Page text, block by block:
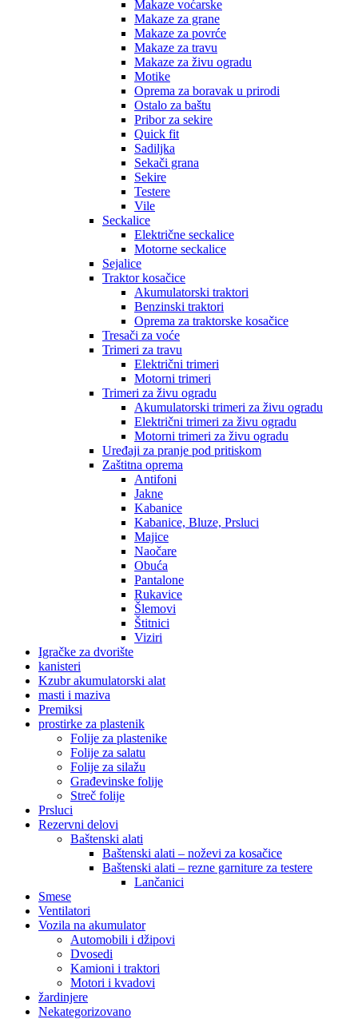
Makaze voćarske
Makaze za grane
Makaze za povrće
Makaze za travu
Makaze za živu ogradu
Motike
Oprema za boravak u prirodi
Ostalo za baštu
Pribor za sekire
Quick fit
Sadiljka
Sekači grana
Sekire
Testere
Vile
Seckalice
Električne seckalice
Motorne seckalice
Sejalice
Traktor kosačice
Akumulatorski traktori
Benzinski traktori
Oprema za traktorske kosačice
Tresači za voće
Trimeri za travu
Električni trimeri
Motorni trimeri
Trimeri za živu ogradu
Akumulatorski trimeri za živu ogradu
Električni trimeri za živu ogradu
Motorni trimeri za živu ogradu
Uređaji za pranje pod pritiskom
Zaštitna oprema
Antifoni
Jakne
Kabanice
Kabanice, Bluze, Prsluci
Majice
Naočare
Obuća
Pantalone
Rukavice
Šlemovi
Štitnici
Viziri
Igračke za dvorište
kanisteri
Kzubr akumulatorski alat
masti i maziva
Premiksi
prostirke za plastenik
Folije za plastenike
Folije za salatu
Folije za silažu
Građevinske folije
Streč folije
Prsluci
Rezervni delovi
Baštenski alati
Baštenski alati – noževi za kosačice
Baštenski alati – rezne garniture za testere
Lančanici
Smese
Ventilatori
Vozila na akumulator
Automobili i džipovi
Dvosedi
Kamioni i traktori
Motori i kvadovi
žardinjere
Nekategorizovano